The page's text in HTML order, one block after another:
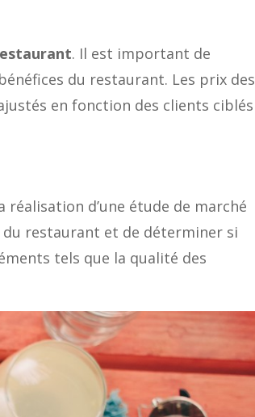
. Il est important de
du restaurant. Les prix des
en fonction des clients ciblés
réalisation d’une étude de marché
restaurant et de déterminer si
tels que la qualité des